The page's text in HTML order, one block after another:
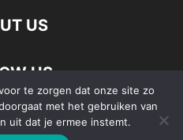
US
US
te zorgen dat onze site zo
met het gebruiken van
uit dat je ermee instemt.